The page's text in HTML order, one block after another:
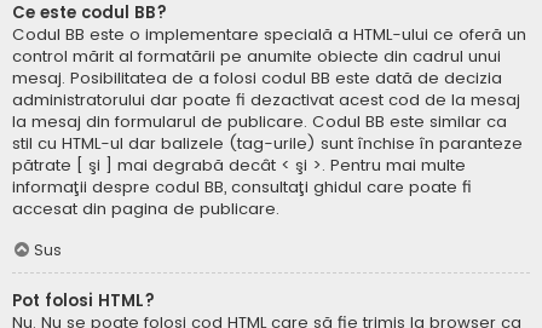
Ce este codul BB?
Codul BB este o implementare specială a HTML-ului ce oferă un
control mărit al formatării pe anumite obiecte din cadrul unui
mesaj. Posibilitatea de a folosi codul BB este dată de decizia
administratorului dar poate fi dezactivat acest cod de la mesaj
la mesaj din formularul de publicare. Codul BB este similar ca
stil cu HTML-ul dar balizele (tag-urile) sunt închise în paranteze
pătrate [ şi ] mai degrabă decât < şi >. Pentru mai multe
informaţii despre codul BB, consultaţi ghidul care poate fi
accesat din pagina de publicare.
Sus
Pot folosi HTML?
Nu. Nu se poate folosi cod HTML care să fie trimis la browser ca